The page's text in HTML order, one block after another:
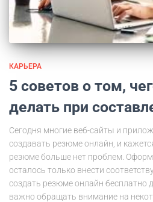
КАРЬЕРА
5 советов о том,
делать при
Сегодня многие веб-сайты и
создавать резюме онлайн, и
резюме больше нет проблем.
осталось только внести
создать резюме онлайн бесплатно
важно обращать внимание на